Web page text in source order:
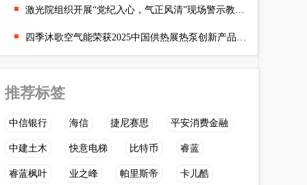
激光院组织开展“党纪入心，气正风清”现场警示教育活动
四季沐歌空气能荣获2025中国供热展热泵创新产品双料大奖
推荐标签
中信银行 海信 捷尼赛思 平安消费金融
中建土木 快意电梯 比特币 睿蓝
睿蓝枫叶 业之峰 帕里斯帝 卡儿酷